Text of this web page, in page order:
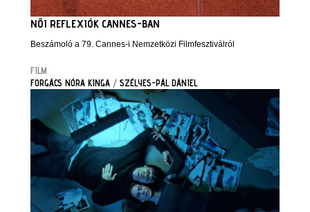
NŐI REFLEXIÓK CANNES-BAN
Beszámoló a 79. Cannes-i Nemzetközi Filmfesztiválról
FILM
FORGÁCS NÓRA KINGA / SZÉLYES-PÁL DÁNIEL